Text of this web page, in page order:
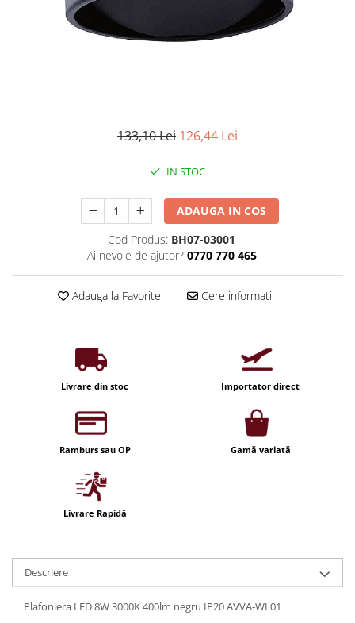
Iluminat arhitectural
Becuri LED cu filament
Corpuri de emergenta
Uncategorized
Profil banda LED
Iluminat festiv
Fotosenzori si Senzori de miscare
Sina Magnetica Slim LIMBO
Iluminat decorativ de Craciun
Priza exterior
133,10 Lei 126,44 Lei
IN STOC
ADAUGA IN COS
Cod Produs: BH07-03001
Ai nevoie de ajutor? 0770 770 465
Adauga la Favorite Cere informatii
Livrare din stoc Importator direct
Ramburs sau OP Gamă variată
Livrare Rapidă
Descriere
Plafoniera LED 8W 3000K 400lm negru IP20 AVVA-WL01